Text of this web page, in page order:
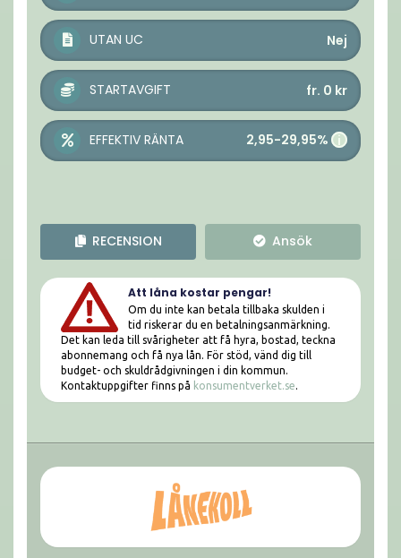
UTAN UC Nej
STARTAVGIFT fr. 0 kr
EFFEKTIV RÄNTA 2,95-29,95% i
RECENSION Ansök
Att låna kostar pengar!
Om du inte kan betala tillbaka skulden i
tid riskerar du en betalningsanmärkning.
Det kan leda till svårigheter att få hyra, bostad, teckna
abonnemang och få nya lån. För stöd, vänd dig till
budget- och skuldrådgivningen i din kommun.
Kontaktuppgifter finns på konsumentverket.se.